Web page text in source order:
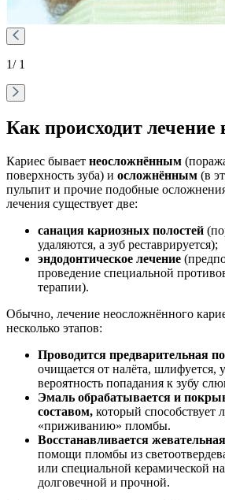
1/ 1
Как происходит лечение
Кариес бывает неосложнённым
поверхность зуба) и осложнённым (в
пульпит и прочие подобные
лечения существует две:
санация кариозных полостей
удаляются, а зуб реставрируется);
эндодонтическое лечение
проведение специальной
терапии).
Обычно, лечение неосложнённого
несколько этапов:
Проводится предварительная
очищается от налёта, шлифуется,
вероятность попадания к зубу
Эмаль обрабатывается и
составом, который способствует
«приживанию» пломбы.
Восстанавливается
помощи пломбы из
или специальной керамической
долговечной и прочной.